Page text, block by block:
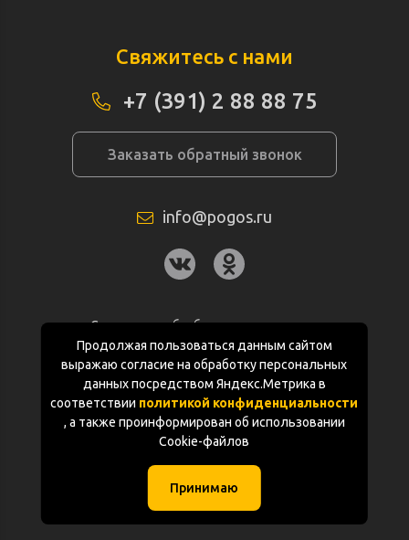
Продолжая пользоваться данным сайтом
выражаю согласие на обработку персональных
данных посредством Яндекс.Метрика в
соответствии политикой конфиденциальности
, а также проинформирован об использовании
Cookie-файлов
Принимаю
Свяжитесь с нами
+7 (391) 2 88 88 75
Заказать обратный звонок
info@pogos.ru
Согласие на обработку персональных
данных
Политика конфиденциальности
Документация
(с) «POGOS.ru» 2010-2026 (ИП Чивчян М.Р.)